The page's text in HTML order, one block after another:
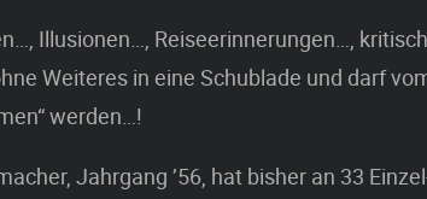
Illusionen…, Reiseerinnerungen…,
Weiteres in eine Schublade und darf
werden…!
Jahrgang ’56, hat bisher an 33